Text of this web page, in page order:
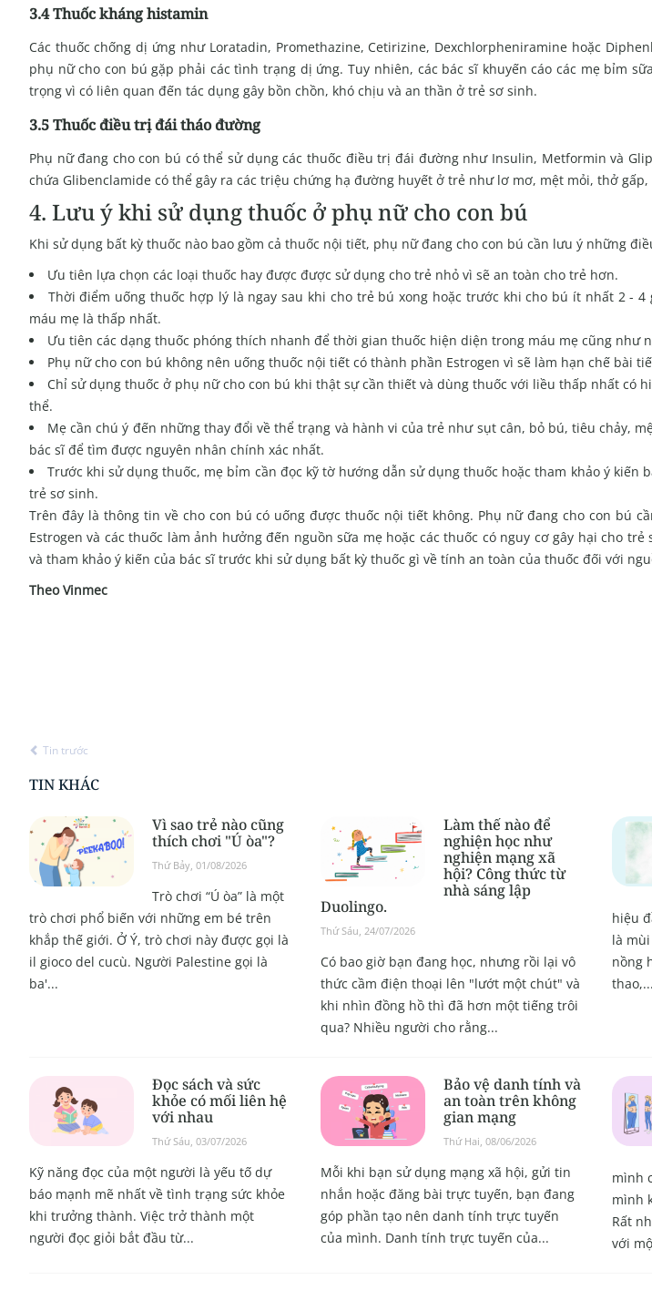
3.4 Thuốc kháng histamin
Các thuốc chống dị ứng như Loratadin, Promethazine, Cetirizine, Dexchlorpheniramine hoặc
phụ nữ cho con bú gặp phải các tình trạng dị ứng. Tuy nhiên, các bác sĩ khuyến cáo các mẹ bỉm
trọng vì có liên quan đến tác dụng gây bồn chồn, khó chịu và an thần ở trẻ sơ sinh.
3.5 Thuốc điều trị đái tháo đường
Phụ nữ đang cho con bú có thể sử dụng các thuốc điều trị đái đường như Insulin, Metformin và
chứa Glibenclamide có thể gây ra các triệu chứng hạ đường huyết ở trẻ như lơ mơ, mệt mỏi, thở
4. Lưu ý khi sử dụng thuốc ở phụ nữ cho con bú
Khi sử dụng bất kỳ thuốc nào bao gồm cả thuốc nội tiết, phụ nữ đang cho con bú cần lưu ý những
Ưu tiên lựa chọn các loại thuốc hay được được sử dụng cho trẻ nhỏ vì sẽ an toàn cho trẻ hơn.
Thời điểm uống thuốc hợp lý là ngay sau khi cho trẻ bú xong hoặc trước khi cho bú ít nhất 2 -
máu mẹ là thấp nhất.
Ưu tiên các dạng thuốc phóng thích nhanh để thời gian thuốc hiện diện trong máu mẹ cũng như
Phụ nữ cho con bú không nên uống thuốc nội tiết có thành phần Estrogen vì sẽ làm hạn chế bài
Chỉ sử dụng thuốc ở phụ nữ cho con bú khi thật sự cần thiết và dùng thuốc với liều thấp nhất có
thể.
Mẹ cần chú ý đến những thay đổi về thể trạng và hành vi của trẻ như sụt cân, bỏ bú, tiêu chảy,
bác sĩ để tìm được nguyên nhân chính xác nhất.
Trước khi sử dụng thuốc, mẹ bỉm cần đọc kỹ tờ hướng dẫn sử dụng thuốc hoặc tham khảo ý kiến
trẻ sơ sinh.
Trên đây là thông tin về cho con bú có uống được thuốc nội tiết không. Phụ nữ đang cho con bú
Estrogen và các thuốc làm ảnh hưởng đến nguồn sữa mẹ hoặc các thuốc có nguy cơ gây hại cho
và tham khảo ý kiến của bác sĩ trước khi sử dụng bất kỳ thuốc gì về tính an toàn của thuốc đối với
Theo Vinmec
Tin trước
TIN KHÁC
Vì sao trẻ nào cũng
thích chơi "Ú òa"?
Thứ Bảy, 01/08/2026
Trò chơi “Ú òa” là một
trò chơi phổ biến với những em bé trên
khắp thế giới. Ở Ý, trò chơi này được gọi là
il gioco del cucù. Người Palestine gọi là
ba'...
Làm thế nào để
nghiện học như
nghiện mạng xã
hội? Công thức từ
nhà sáng lập
Duolingo.
Thứ Sáu, 24/07/2026
Có bao giờ bạn đang học, nhưng rồi lại vô
thức cầm điện thoại lên "lướt một chút" và
khi nhìn đồng hồ thì đã hơn một tiếng trôi
qua? Nhiều người cho rằng...
hiệu
là
nồng
thao,...
Đọc sách và sức
khỏe có mối liên hệ
với nhau
Thứ Sáu, 03/07/2026
Kỹ năng đọc của một người là yếu tố dự
báo mạnh mẽ nhất về tình trạng sức khỏe
khi trưởng thành. Việc trở thành một
người đọc giỏi bắt đầu từ...
Bảo vệ danh tính và
an toàn trên không
gian mạng
Thứ Hai, 08/06/2026
Mỗi khi bạn sử dụng mạng xã hội, gửi tin
nhắn hoặc đăng bài trực tuyến, bạn đang
góp phần tạo nên danh tính trực tuyến
của mình. Danh tính trực tuyến của...
mình
mình
Rất
với